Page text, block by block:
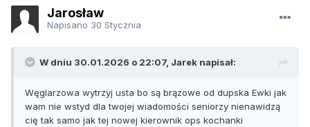
Jarosław
Napisano 30 Stycznia
W dniu 30.01.2026 o 22:07, Jarek napisał:
Węglarzowa wytrzyj usta bo są brązowe od dupska Ewki jak
wam nie wstyd dla twojej wiadomości seniorzy nienawidzą
cię tak samo jak tej nowej kierownik ops kochanki